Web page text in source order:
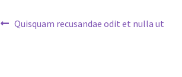
Post
Previous
Quisquam recusandae odit et nulla ut